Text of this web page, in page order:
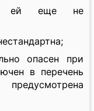
ей еще не
опасен при
в перечень